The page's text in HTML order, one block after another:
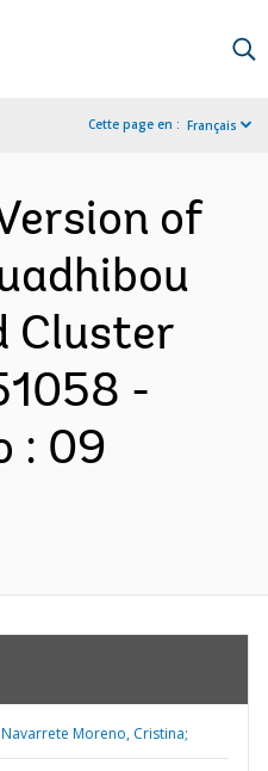
Cette page en : Français
of
Cluster
-
: 09
Navarrete Moreno, Cristina;